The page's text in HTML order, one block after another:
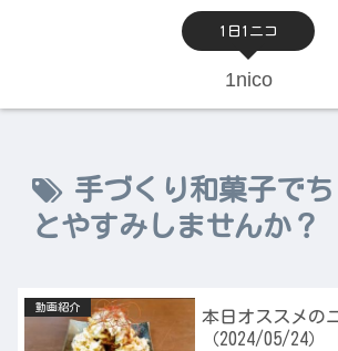
1日1ニコ
1nico
手づくり和菓子で
とやすみしませんか？
動画紹介
本日オススメの
（2024/05/24